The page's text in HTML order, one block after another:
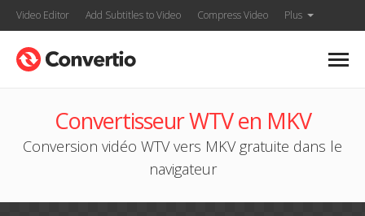
Video Editor Add Subtitles to Video Compress Video Plus
Convertisseur WTV en MKV
Conversion vidéo WTV vers MKV gratuite dans le
navigateur